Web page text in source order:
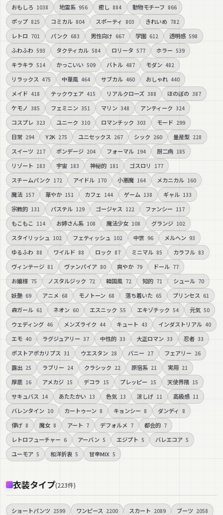
おもしろ 1038 地雷系 956 癒し 884 動物モチーフ 866
ポップ 825 コミカル 804 スポーティ 803 きれいめ 782
レトロ 701 パンク 683 男性向け 667 学園 612 透明感 598
ふわふわ 593 タクティカル 584 ロリータ 577 ホラー 539
キラキラ 514 かっこいい 509 バトル 487 モダン 482
リラックス 475 中華風 464 サブカル 460 おしゃれ 440
メイド 418 テックウェア 415 リアルクローズ 388 ほのぼの 387
ケモノ 385 フェミニン 351 マリン 348 アンティーク 324
コスプレ 323 ユニーク 310 ロマンチック 303 モード 299
日常 294 Y2K 275 ユニセックス 267 シック 260 量産型 228
スイーツ 217 ボンデージ 204 フォーマル 194 厨二病 185
リゾート 183 宇宙 183 神秘的 181 ゴスロリ 177
スチームパンク 172 アイドル 170 小悪魔 164 メカニカル 160
魔法 157 華やか 151 カフェ 144 ゲーム 138 ギャル 133
宗教的 131 パステル 129 ゴージャス 122 ファンシー 117
もこもこ 114 お姉さん系 108 魔法少女 108 グランジ 102
スタイリッシュ 102 フェティッシュ 102 中世 96 メルヘン 93
ゆるふわ 88 ワイルド 88 ロック 87 ミニマル 85 カラフル 83
ヴィンテージ 81 ヴァンパイア 80 爽やか 79 ドール 77
お嬢様 75 ノスタルジック 72 韓国風 72 知的 71 シュール 70
妖艶 69 アニメ 68 モノトーン 68 落ち着いた 65 プリンセス 61
森ガール 61 ネオン 60 エスニック 55 エキゾチック 54 元気 50
ウェディング 46 メンズライク 44 キュート 43 インダストリアル 40
エモ 40 ラグジュアリー 37 中性的 33 大正ロマン 33 忍者 33
ポストアポカリプス 31 ウエスタン 28 バニー 27 フェアリー 26
露出 25 ラブリー 24 クラシック 22 原宿系 21 実用 21
厚底 16 アメカジ 15 デコラ 15 プレッピー 15 天使界隈 15
サキュバス 14 あたたかい 13 色気 13 涼しげ 11 高級感 11
バレンタイン 10 カートゥーン 8 キョンシー 8 ダンディ 8
儚げ 8 魔女 8 アート 7 デフォルメ 7 都会的 7
レトロフューチャー 6 アーバン 5 エジプト 5 バレエコア 5
ユーモア 5 和洋折衷 5 甘辛MIX 5
衣装タイプ(223件)
ショートパンツ 2599 ワンピース 2200 スカート 2089 ブーツ 2058